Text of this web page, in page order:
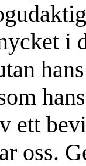
i
ett
oss.